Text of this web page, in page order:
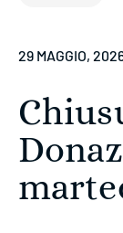
29 MAGGIO,